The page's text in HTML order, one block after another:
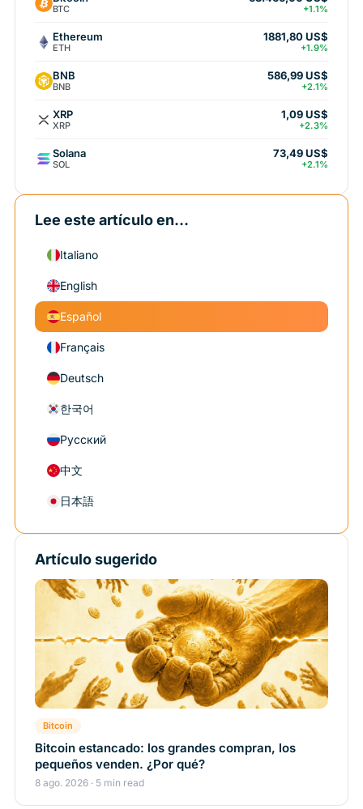
BTC +1.1%
Ethereum
ETH
1881,80 US$
+1.9%
BNB
BNB
586,99 US$
+2.1%
XRP
XRP
1,09 US$
+2.3%
Solana
SOL
73,49 US$
+2.1%
Lee este artículo en...
Italiano
English
Español
Français
Deutsch
한국어
Русский
中文
日本語
Artículo sugerido
Bitcoin
Bitcoin estancado: los grandes compran, los
pequeños venden. ¿Por qué?
8 ago. 2026 · 5 min read